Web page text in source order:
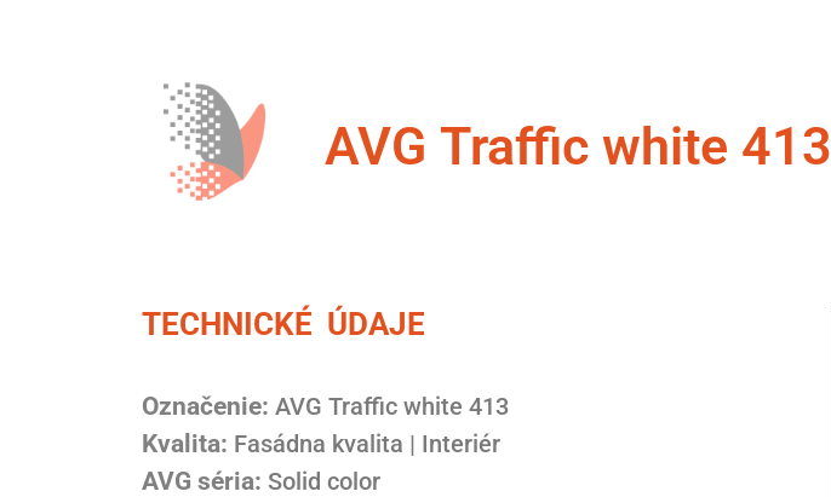
AVG Traffic white 413
TECHNICKÉ ÚDAJE
Označenie: AVG Traffic white 413
Kvalita: Fasádna kvalita | Interiér
AVG séria: Solid color